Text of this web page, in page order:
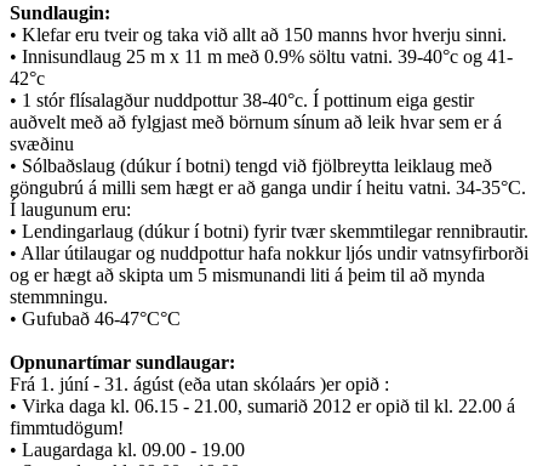
Sundlaugin:
• Klefar eru tveir og taka við allt að 150 manns hvor hverju sinni.
• Innisundlaug 25 m x 11 m með 0.9% söltu vatni. 39-40°c og 41-
42°c
• 1 stór flísalagður nuddpottur 38-40°c. Í pottinum eiga gestir
auðvelt með að fylgjast með börnum sínum að leik hvar sem er á
svæðinu
• Sólbaðslaug (dúkur í botni) tengd við fjölbreytta leiklaug með
göngubrú á milli sem hægt er að ganga undir í heitu vatni. 34-35°C.
Í laugunum eru:
• Lendingarlaug (dúkur í botni) fyrir tvær skemmtilegar rennibrautir.
• Allar útilaugar og nuddpottur hafa nokkur ljós undir vatnsyfirborði
og er hægt að skipta um 5 mismunandi liti á þeim til að mynda
stemmningu.
• Gufubað 46-47°C°C
Opnunartímar sundlaugar:
Frá 1. júní - 31. ágúst (eða utan skólaárs )er opið :
• Virka daga kl. 06.15 - 21.00, sumarið 2012 er opið til kl. 22.00 á
fimmtudögum!
• Laugardaga kl. 09.00 - 19.00